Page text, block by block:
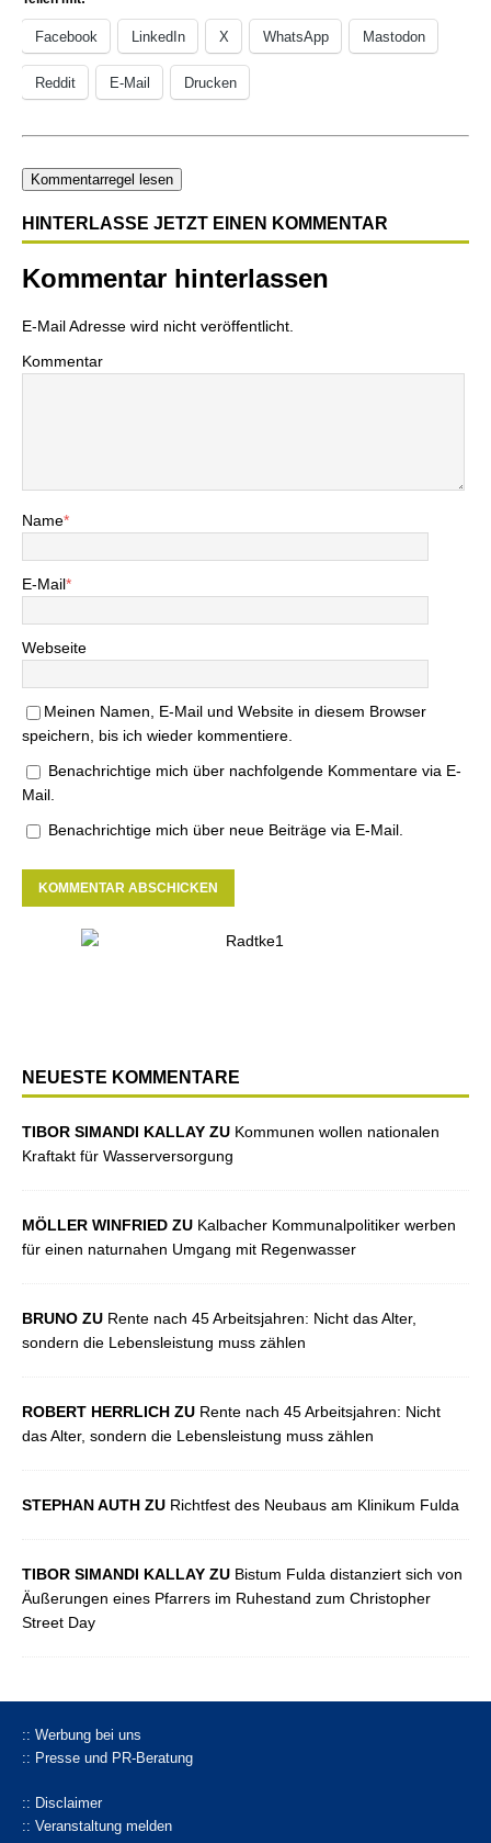
Facebook LinkedIn X WhatsApp Mastodon
Reddit E-Mail Drucken
Kommentarregel lesen
HINTERLASSE JETZT EINEN KOMMENTAR
Kommentar hinterlassen
E-Mail Adresse wird nicht veröffentlicht.
Kommentar
Name*
E-Mail*
Webseite
Meinen Namen, E-Mail und Website in diesem Browser
speichern, bis ich wieder kommentiere.
Benachrichtige mich über nachfolgende Kommentare via E-
Mail.
Benachrichtige mich über neue Beiträge via E-Mail.
NEUESTE KOMMENTARE
TIBOR SIMANDI KALLAY ZU Kommunen wollen nationalen
Kraftakt für Wasserversorgung
MÖLLER WINFRIED ZU Kalbacher Kommunalpolitiker werben
für einen naturnahen Umgang mit Regenwasser
BRUNO ZU Rente nach 45 Arbeitsjahren: Nicht das Alter,
sondern die Lebensleistung muss zählen
ROBERT HERRLICH ZU Rente nach 45 Arbeitsjahren: Nicht
das Alter, sondern die Lebensleistung muss zählen
STEPHAN AUTH ZU Richtfest des Neubaus am Klinikum Fulda
TIBOR SIMANDI KALLAY ZU Bistum Fulda distanziert sich von
Äußerungen eines Pfarrers im Ruhestand zum Christopher
Street Day
:: Werbung bei uns
:: Presse und PR-Beratung
:: Disclaimer
:: Veranstaltung melden